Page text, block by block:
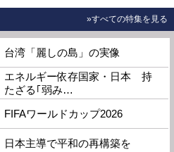
»すべての特集を見る
台湾「麗しの島」の実像
エネルギー依存国家・日本 持
たざる｢弱み…
FIFAワールドカップ2026
日本主導で平和の再構築を